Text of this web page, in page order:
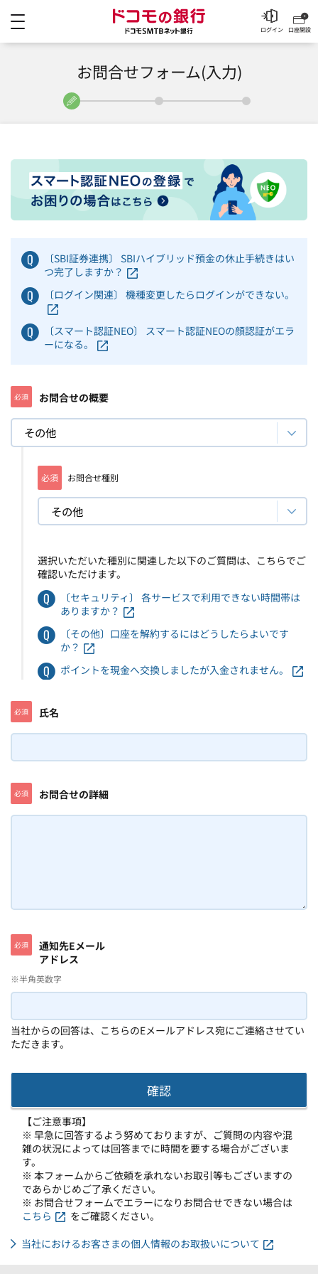
ドコモの銀行 ドコモ
口座開設
ログイン
お問合せフォーム(入力)
〔SBI証券連携〕 SBIハイブリッド預金の休止手続きはい
つ完了しますか？
〔ログイン関連〕 機種変更したらログインができない。
〔スマート認証NEO〕 スマート認証NEOの顔認証がエラ
ーになる。
必須 お問合せの概要
その他
必須 お問合せ種別
その他
選択いただいた種別に関連した以下のご質問は、こちらでご
確認いただけます。
〔セキュリティ〕 各サービスで利用できない時間帯は
ありますか？
〔その他〕口座を解約するにはどうしたらよいです
か？
ポイントを現金へ交換しましたが入金されません。
必須 氏名
必須 お問合せの詳細
必須
通知先Eメール
アドレス
※半角英数字
当社からの回答は、こちらのEメールアドレス宛にご連絡させてい
ただきます。
【ご注意事項】
※ 早急に回答するよう努めておりますが、ご質問の内容や混
雑の状況によっては回答までに時間を要する場合がございま
す。
※ 本フォームからご依頼を承れないお取引等もございますの
であらかじめご了承ください。
※ お問合せフォームでエラーになりお問合せできない場合は
こちら
をご確認ください。
当社におけるお客さまの個人情報のお取扱いについて